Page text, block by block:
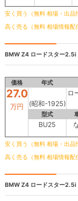
安く買う（無料 相場・出品
高く売る（無料 相場情報配
BMW Z4 ロードスター2.5i
価格 年式
27.0
万円 (昭和-1925)
ロ
型式
BU25
安く買う（無料 相場・出品
高く売る（無料 相場情報配
BMW Z4 ロードスター2.5i